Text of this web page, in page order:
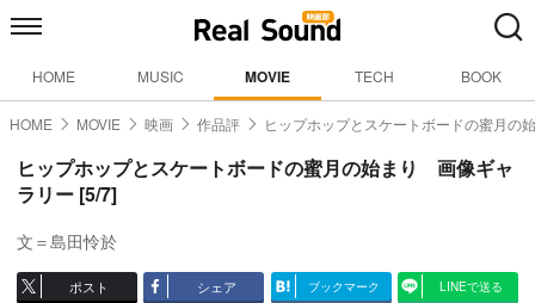
HOME MUSIC MOVIE TECH BOOK
HOME MOVIE 映画 作品評 ヒップホップとスケートボードの蜜月の
ヒップホップとスケートボードの蜜月の始まり 画像ギャ
ラリー [5/7]
文＝島田怜於
ポスト シェア ブックマーク LINEで送る